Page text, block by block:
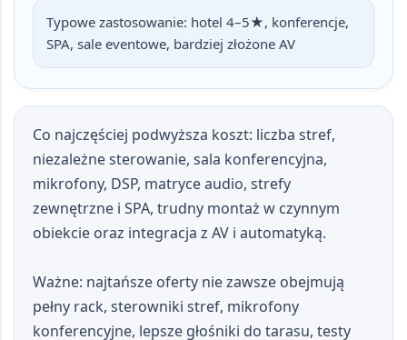
Typowe zastosowanie: hotel 4–5★, konferencje,
SPA, sale eventowe, bardziej złożone AV
Co najczęściej podwyższa koszt: liczba stref,
niezależne sterowanie, sala konferencyjna,
mikrofony, DSP, matryce audio, strefy
zewnętrzne i SPA, trudny montaż w czynnym
obiekcie oraz integracja z AV i automatyką.
Ważne: najtańsze oferty nie zawsze obejmują
pełny rack, sterowniki stref, mikrofony
konferencyjne, lepsze głośniki do tarasu, testy